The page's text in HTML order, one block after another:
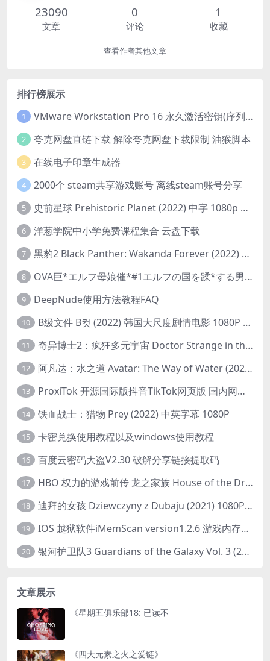
23090
文章
0
评论
1
收藏
查看作者其他文章
排行榜展示
1 VMware Workstation Pro 16 永久激活密钥(序列号)
2 夸克网盘直链下载 解除夸克网盘下载限制 油猴脚本
3 在线电子印章生成器
4 2000个 steam共享游戏账号 离线steam账号分享
5 史前星球 Prehistoric Planet (2022) 中字 1080p 高清 阿里云盘 2022.5.27已更新全集
6 洋葱学院中小学免费课程集合 云盘下载
7 黑豹2 Black Panther: Wakanda Forever (2022) 高清版
8 OVA巨*エルフ母娘催*#1エルフの国を蹂*する男。汚された女王と姫
9 DeepNude使用方法教程FAQ
10 B级文件 B컷 (2022) 韩国大尺度剧情电影 1080P 中字
11 奇异博士2：疯狂多元宇宙 Doctor Strange in the Multiverse of Madness (2022) 高清版1080p
12 阿凡达：水之道 Avatar: The Way of Water (2022) 1080p 2k 4k 中文字幕
13 ProxiTok 开源国际版抖音TikTok网页版 国内网络直连
14 铁血战士：猎物 Prey (2022) 中英字幕 1080P
15 卡密兑换使用教程以及windows使用教程
16 百度云密码大盗V2.30 破解分享链接提取码
17 HBO 权力的游戏前传 龙之家族 House of the Dragon (2022) 中字 1080P 更新4集
18 迪拜的女孩 Dziewczyny z Dubaju (2021) 1080P 中字
19 IOS 越狱软件iMemScan version1.2.6 游戏内存修改器
20 银河护卫队3 Guardians of the Galaxy Vol. 3 (2023)4K高清资源1080p只分享精品
文章展示
《星期五俱乐部18: 已读不
《四大元素之火之爱链》